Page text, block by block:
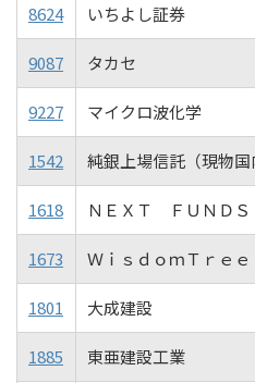
8624 いちよし証券
9087 タカセ
9227 マイクロ波化学
1542 純銀上場信託（現物国
1618 ＮＥＸＴ ＦＵＮＤ
1673 ＷｉｓｄｏｍＴｒｅ
1801 大成建設
1885 東亜建設工業